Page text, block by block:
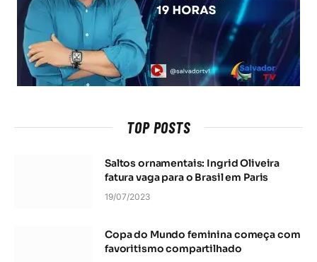
TOP POSTS
Saltos ornamentais: Ingrid Oliveira
fatura vaga para o Brasil em Paris
19/07/2023
Copa do Mundo feminina começa com
favoritismo compartilhado